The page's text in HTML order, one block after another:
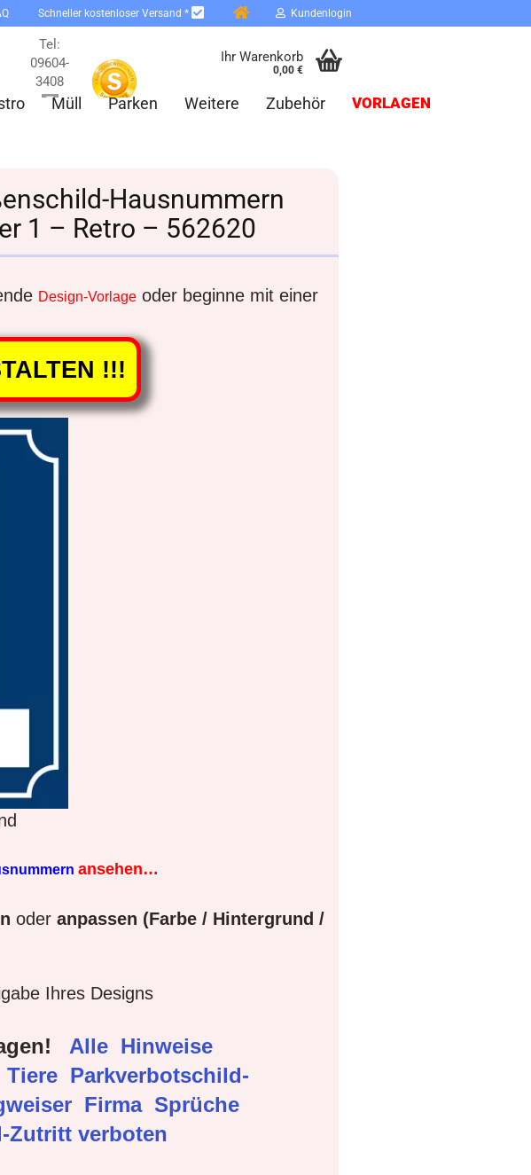
Schneller kostenloser Versand * Kundenlogin
Konto erstellen
Passwort vergessen?
Tel:
09604-
3408
Ihr Warenkorb
0,00 €
Müll Parken Weitere Zubehör VORLAGEN
Hausnummern
1 – Retro – 562620
Design-Vorlageoder beginne mit einer
!!!
ansehen…
oder anpassen (Farbe / Hintergrund /
Ihres Designs
Alle
Hinweise
Tiere
Parkverbotschild-
Firma Sprüche
Zutritt verboten